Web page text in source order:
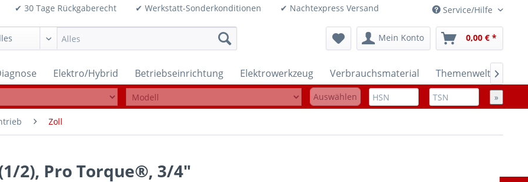
✔ 30 Tage Rückgaberecht ✔ Werkstatt-Sonderkonditionen ✔ Nachtexpress Versand Service/Hilfe
Mein Konto 0,00 € *
Elektro/Hybrid Betriebseinrichtung Elektrowerkzeug Verbrauchsmaterial Themenwelten

Auswählen »
Zoll
2), Pro Torque®, 3/4"